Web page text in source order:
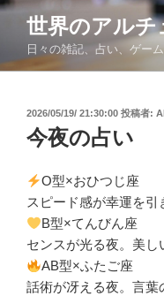
コ
ン
世界のアルチ
日々の雑記、占い、ゲー
投
稿
日:
2026/05/19/ 21:30:00 投稿者:
今夜の占い
O型×おひつじ座
スピード感が幸運を引
B型×てんびん座
センスが光る夜。美し
AB型×ふたご座
話術が冴える夜。言葉